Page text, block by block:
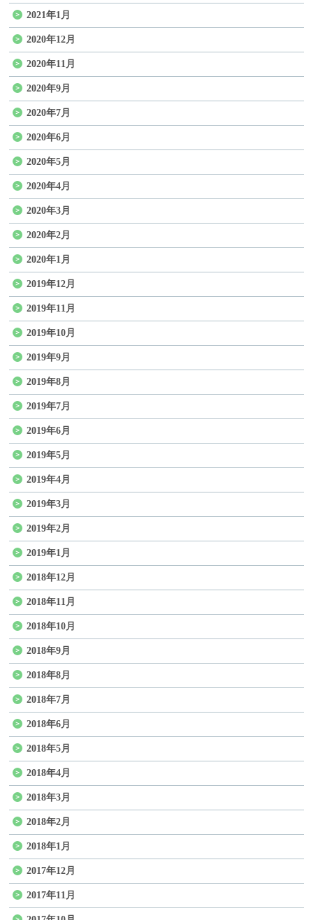
2021年1月
2020年12月
2020年11月
2020年9月
2020年7月
2020年6月
2020年5月
2020年4月
2020年3月
2020年2月
2020年1月
2019年12月
2019年11月
2019年10月
2019年9月
2019年8月
2019年7月
2019年6月
2019年5月
2019年4月
2019年3月
2019年2月
2019年1月
2018年12月
2018年11月
2018年10月
2018年9月
2018年8月
2018年7月
2018年6月
2018年5月
2018年4月
2018年3月
2018年2月
2018年1月
2017年12月
2017年11月